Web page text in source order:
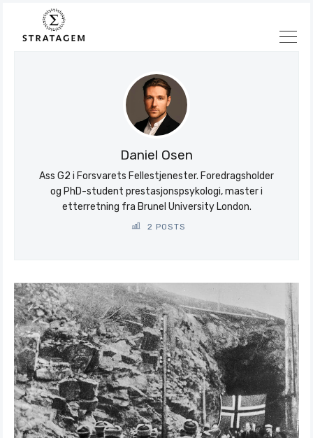
Søk
Stratagem
Daniel Osen
Ass G2 i Forsvarets Fellestjenester. Foredragsholder
og PhD-student prestasjonspsykologi, master i
etterretning fra Brunel University London.
2 POSTS